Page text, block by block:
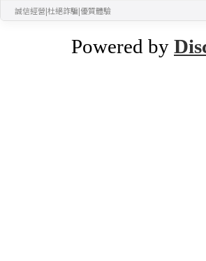
誠信經營|杜絕詐騙|優質體驗
Powered by